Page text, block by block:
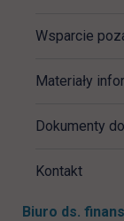
Wsparcie
Materiały
Dokumenty
Kontakt
Biuro ds.